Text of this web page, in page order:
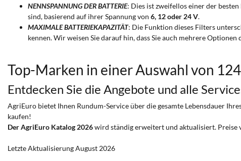
NENNSPANNUNG DER BATTERIE: Dies ist zweifellos einer der
sind, basierend auf ihrer Spannung von 6, 12 oder 24 V.
MAXIMALE BATTERIEKAPAZITÄT: Die Funktion dieses Filters
kennen. Wir weisen Sie darauf hin, dass Sie auch mehrere
Top-Marken in einer Auswahl von 124
Entdecken Sie die Angebote und alle
AgriEuro bietet Ihnen Rundum-Service über die gesamte Lebensdauer
kaufen!
Der AgriEuro Katalog 2026wird ständig erweitert und aktualisiert. Preise
Letzte Aktualisierung August 2026